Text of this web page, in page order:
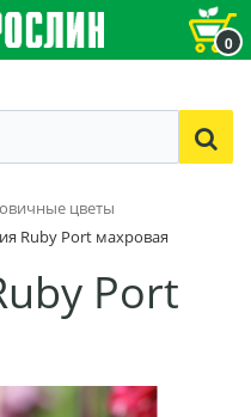
0
цветы
Ruby Port махровая
Port